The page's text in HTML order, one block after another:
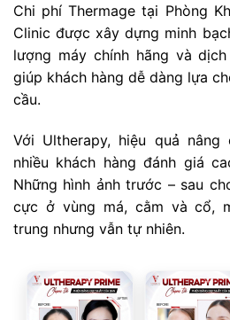
Chi phí Thermage tại Phòng
Clinic được xây dựng minh
lượng máy chính hãng và
giúp khách hàng dễ dàng lựa
cầu.
Với Ultherapy, hiệu quả
nhiều khách hàng đánh giá
Những hình ảnh trước – sau
cực ở vùng má, cằm và cổ,
trung nhưng vẫn tự nhiên.